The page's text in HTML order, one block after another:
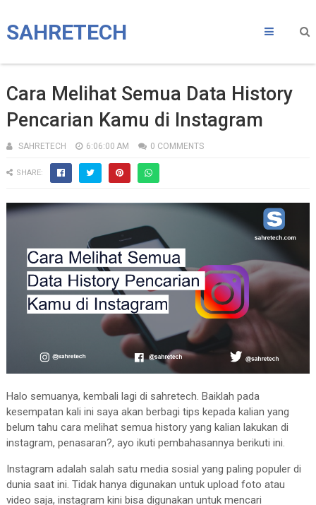
SAHRETECH
Cara Melihat Semua Data History
Pencarian Kamu di Instagram
SAHRETECH 6:06:00 AM 0 COMMENTS
SHARE:
Halo semuanya, kembali lagi di sahretech. Baiklah pada
kesempatan kali ini saya akan berbagi tips kepada kalian yang
belum tahu cara melihat semua history yang kalian lakukan di
instagram, penasaran?, ayo ikuti pembahasannya berikuti ini.
Instagram adalah salah satu media sosial yang paling populer di
dunia saat ini. Tidak hanya digunakan untuk upload foto atau
video saja, instagram kini bisa digunakan untuk mencari